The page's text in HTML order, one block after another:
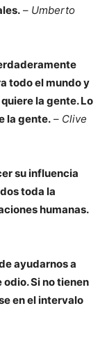
– Umberto
todo el mundo y
la gente. Lo
la gente. – Clive
su influencia
toda la
humanas.
ayudarnos a
Si no tienen
en el intervalo